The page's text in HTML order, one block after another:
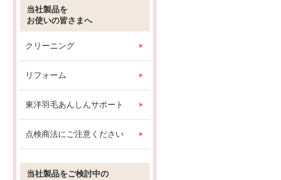
当社製品を
お使いの皆さまへ
クリーニング
リフォーム
東洋羽毛あんしんサポート
点検商法にご注意ください
当社製品をご検討中の